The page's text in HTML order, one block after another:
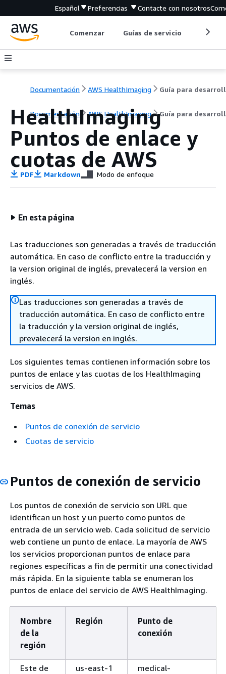
Español Preferencias Contacte con nosotros
Comenzar Guías de servicio
Documentación AWS HealthImaging
Documentación AWS HealthImaging Guía para
HealthImaging
Puntos de enlace y
cuotas de AWS
PDF Markdown Modo de enfoque
En esta página
Las traducciones son generadas a través de traducción
automática. En caso de conflicto entre la traducción y
la version original de inglés, prevalecerá la version en
inglés.
Las traducciones son generadas a través de
traducción automática. En caso de conflicto entre
la traducción y la version original de inglés,
prevalecerá la version en inglés.
Los siguientes temas contienen información sobre los
puntos de enlace y las cuotas de los HealthImaging
servicios de AWS.
Temas
Puntos de conexión de servicio
Cuotas de servicio
Puntos de conexión de servicio
Los puntos de conexión de servicio son URL que
identifican un host y un puerto como puntos de
entrada de un servicio web. Cada solicitud de servicio
web contiene un punto de enlace. La mayoría de AWS
los servicios proporcionan puntos de enlace para
regiones específicas a fin de permitir una conectividad
más rápida. En la siguiente tabla se enumeran los
puntos de enlace del servicio de AWS HealthImaging.
Nombre
de la
región
Región
Punto de
conexión
Este de
us-east-1
medical-